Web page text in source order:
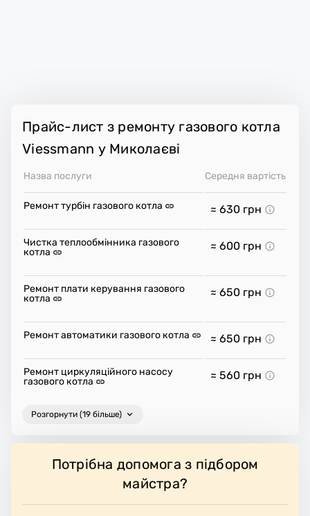
Прайс-лист з ремонту газового котла
Viessmann у Миколаєві
Назва послуги Середня вартість
Ремонт турбін газового котла ≈ 630 грн
Чистка теплообмінника газового
котла
≈ 600 грн
Ремонт плати керування газового
котла
≈ 650 грн
Ремонт автоматики газового котла ≈ 650 грн
Ремонт циркуляційного насосу
газового котла
≈ 560 грн
Розгорнути (19 більше)
Потрібна допомога з підбором
майстра?